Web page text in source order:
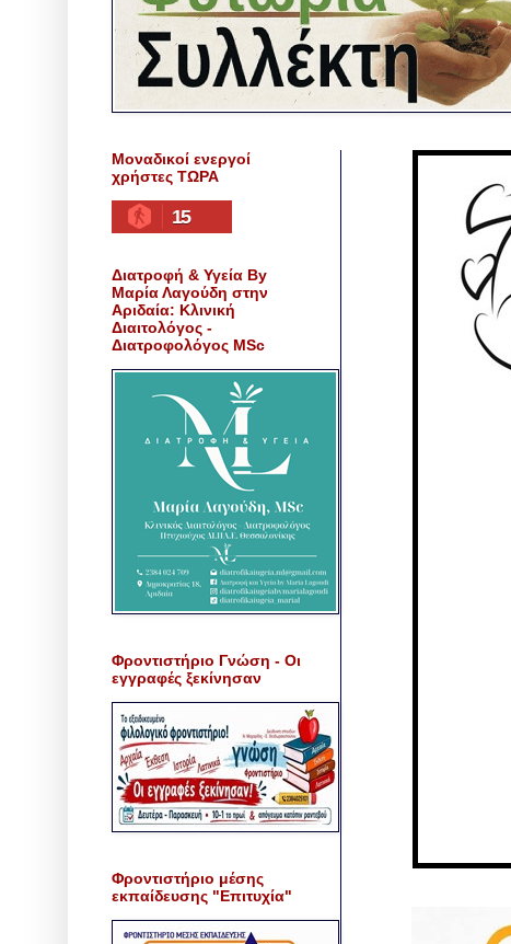
Μοναδικοί ενεργοί
χρήστες ΤΩΡΑ
15
Διατροφή & Υγεία By
Μαρία Λαγούδη στην
Αριδαία: Κλινική
Διαιτολόγος -
Διατροφολόγος MSc
Φροντιστήριο Γνώση - Οι
εγγραφές ξεκίνησαν
Φροντιστήριο μέσης
εκπαίδευσης "Επιτυχία"